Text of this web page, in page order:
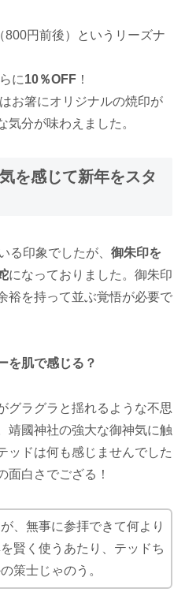
800円前後）というリーズナ
に10％OFF ！
お箸にオリジナルの焼印が
気分が味わえました。
を感じて新年をスタ
る印象でしたが、 御朱印を
になっておりました。御朱印
裕を持って並ぶ覚悟が必要で
を肌で感じる？
グラグラと揺れるような不思
靖國神社の強大な御神気に触
ッドは何も感じませんでした
面白さでござる！
、無事に参拝できて何より
賢く使うあたり、テッドち
策士じゃのう。